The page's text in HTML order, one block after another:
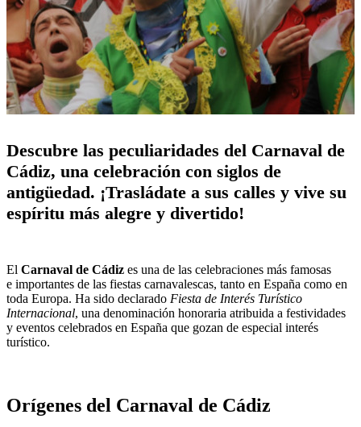
Descubre las peculiaridades del Carnaval de
Cádiz, una celebración con siglos de
antigüedad. ¡Trasládate a sus calles y vive su
espíritu más alegre y divertido!
El Carnaval de Cádiz es una de las celebraciones más famosas
e importantes de las fiestas carnavalescas, tanto en España como en
toda Europa. Ha sido declarado Fiesta de Interés Turístico
Internacional, una denominación honoraria atribuida a festividades
y eventos celebrados en España que gozan de especial interés
turístico.
Orígenes del Carnaval de Cádiz